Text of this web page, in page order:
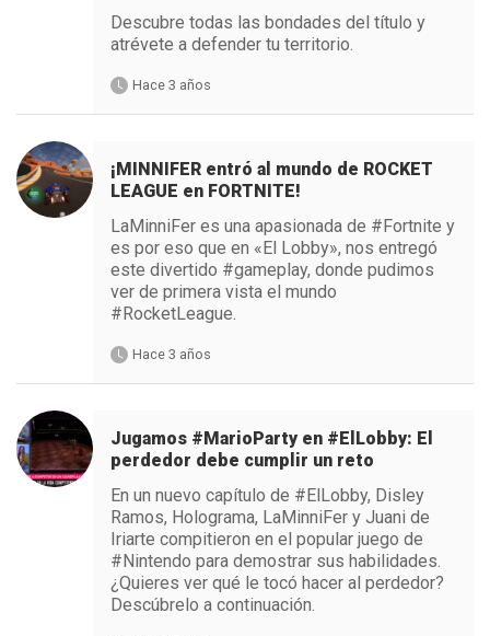
Descubre todas las bondades del título y
atrévete a defender tu territorio.
Hace 3 años
¡MINNIFER entró al mundo de ROCKET
LEAGUE en FORTNITE!
LaMinniFer es una apasionada de #Fortnite y
es por eso que en «El Lobby», nos entregó
este divertido #gameplay, donde pudimos
ver de primera vista el mundo
#RocketLeague.
Hace 3 años
Jugamos #MarioParty en #ElLobby: El
perdedor debe cumplir un reto
En un nuevo capítulo de #ElLobby, Disley
Ramos, Holograma, LaMinniFer y Juani de
Iriarte compitieron en el popular juego de
#Nintendo para demostrar sus habilidades.
¿Quieres ver qué le tocó hacer al perdedor?
Descúbrelo a continuación.